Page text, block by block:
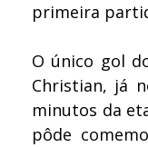
primeira
O único gol
Christian, já
minutos da
pôde